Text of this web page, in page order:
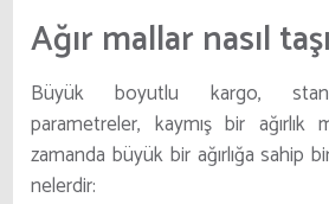
Ağır mallar nasıl
Büyük boyutlu kargo,
parametreler, kaymış bir ağırlık
zamanda büyük bir ağırlığa sahip
nelerdir: